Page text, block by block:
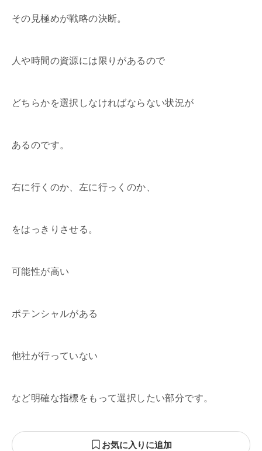
その見極めが戦略の決断。
人や時間の資源には限りがあるので
どちらかを選択しなければならない状況が
あるのです。
右に行くのか、左に行っくのか、
をはっきりさせる。
可能性が高い
ポテンシャルがある
他社が行っていない
など明確な指標をもって選択したい部分です。
お気に入りに追加